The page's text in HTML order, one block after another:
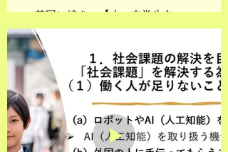
前回に続き、【小・中学生向
け】「探究起業講座『ムーン・
フロンティア』３部作（うち第
２部）」（約２０分）です。今
回は全３部作のうち、「第２
部」のお話となります。「第３
部」については、次回、お話さ
せて頂きます。